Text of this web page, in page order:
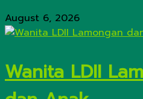
August 6, 2026
Wanita LDII